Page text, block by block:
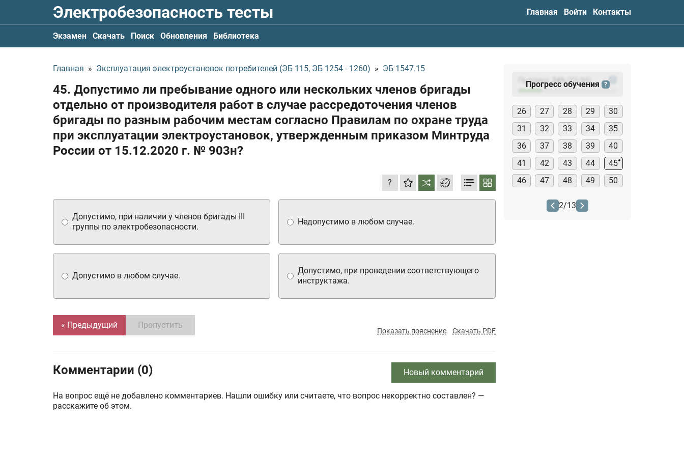
Электробезопасность тесты Главная Войти Контакты
Экзамен Скачать Поиск Обновления Библиотека
Главная » Эксплуатация электроустановок потребителей (ЭБ 115, ЭБ 1254 - 1260) » ЭБ 1547.15
45. Допустимо ли пребывание одного или нескольких членов бригады
отдельно от производителя работ в случае рассредоточения членов
бригады по разным рабочим местам согласно Правилам по охране труда
при эксплуатации электроустановок, утвержденным приказом Минтруда
России от 15.12.2020 г. № 903н?
?
Недопустимо в любом случае.
Допустимо в любом случае.
Допустимо, при наличии у членов бригады III
группы по электробезопасности.
Допустимо, при проведении соответствующего
инструктажа.
« Предыдущий Пропустить
Показать пояснение Скачать PDF
Комментарии (0) Новый комментарий
На вопрос ещё не добавлено комментариев. Нашли ошибку или считаете, что вопрос некорректно составлен? —
расскажите об этом.
Прогресс: (23
Прогресс обучения ?
26 27 28 29
30
31
32 33 34
35
36
37 38 39
40
41
42 43 44
45
46
47 48 49 50
2/13